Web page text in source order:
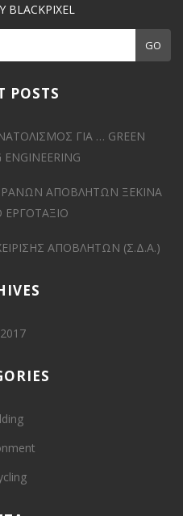
BLACKPIXEL
GO
POSTS
ΓΙΑ … GREEN
ΑΠΟΒΛΗΤΩΝ ΞΕΚΙΝΑ
ΑΠΟΒΛΗΤΩΝ (Σ.Δ.Α.)